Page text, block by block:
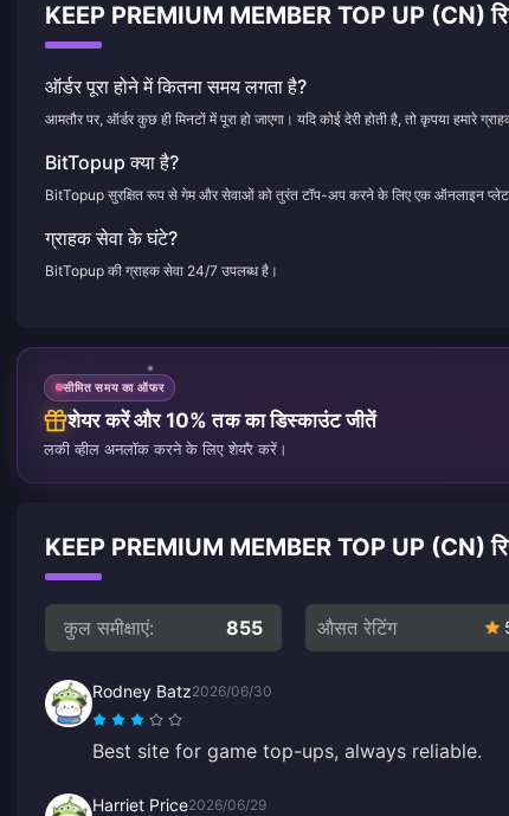
KEEP PREMIUM MEMBER TOP UP (CN)
ऑर्डर पूरा होने में कितना समय लगता है?
आमतौर पर, ऑर्डर कुछ ही मिनटों में पूरा हो जाएगा। यदि कोई देरी होती है, तो कृपया हमारे
BitTopup क्या है?
BitTopup सुरक्षित रूप से गेम और सेवाओं को तुरंत टॉप-अप करने के लिए एक ऑनलाइन
ग्राहक सेवा के घंटे?
BitTopup की ग्राहक सेवा 24/7 उपलब्ध है।
सीमित समय का ऑफर
शेयर करें और 10% तक का डिस्काउंट जीतें
लकी व्हील अनलॉक करने के लिए शेयर करें।
KEEP PREMIUM MEMBER TOP UP (CN)
कुल समीक्षाएं: 855 औसत रेटिंग
Rodney Batz2026/06/30
Best site for game top-ups, always reliable.
Harriet Price2026/06/29